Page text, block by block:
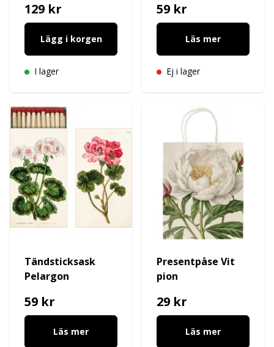
129 kr
Lägg i korgen
I lager
59 kr
Läs mer
Ej i lager
Tändsticksask
Pelargon
59 kr
Läs mer
Presentpåse Vit
pion
29 kr
Läs mer